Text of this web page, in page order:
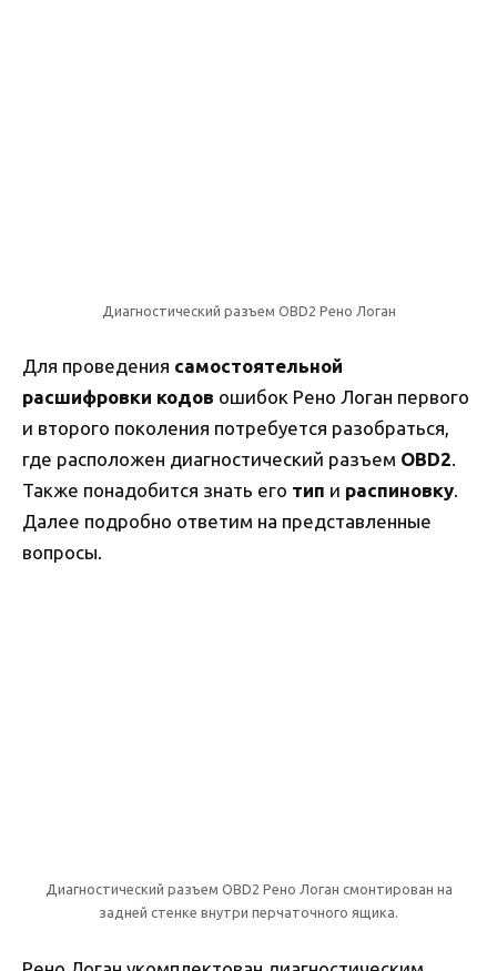
Диагностический разъем OBD2 Рено Логан
Для проведения самостоятельной
расшифровки кодов ошибок Рено Логан первого
и второго поколения потребуется разобраться,
где расположен диагностический разъем OBD2.
Также понадобится знать его тип и распиновку.
Далее подробно ответим на представленные
вопросы.
Диагностический разъем OBD2 Рено Логан смонтирован на
задней стенке внутри перчаточного ящика.